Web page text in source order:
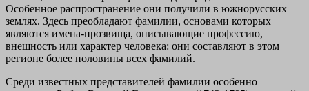
Особенное распространение они получили в южнорусских
землях. Здесь преобладают фамилии, основами которых
являются имена-прозвища, описывающие профессию,
внешность или характер человека: они составляют в этом
регионе более половины всех фамилий.
Среди известных представителей фамилии особенно